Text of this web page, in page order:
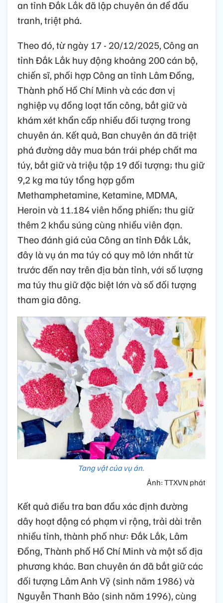
an tỉnh Đắk Lắk đã lập chuyên án để đấu
tranh, triệt phá.
Theo đó, từ ngày 17 - 20/12/2025, Công an
tỉnh Đắk Lắk huy động khoảng 200 cán bộ,
chiến sĩ, phối hợp Công an tỉnh Lâm Đồng,
Thành phố Hồ Chí Minh và các đơn vị
nghiệp vụ đồng loạt tấn công, bắt giữ và
khám xét khẩn cấp nhiều đối tượng trong
chuyên án. Kết quả, Ban chuyên án đã triệt
phá đường dây mua bán trái phép chất ma
túy, bắt giữ và triệu tập 19 đối tượng; thu giữ
9,2 kg ma túy tổng hợp gồm
Methamphetamine, Ketamine, MDMA,
Heroin và 11.184 viên hồng phiến; thu giữ
thêm 2 khẩu súng cùng nhiều viên đạn.
Theo đánh giá của Công an tỉnh Đắk Lắk,
đây là vụ án ma túy có quy mô lớn nhất từ
trước đến nay trên địa bàn tỉnh, với số lượng
ma túy thu giữ đặc biệt lớn và số đối tượng
tham gia đông.
Tang vật của vụ án.
Ảnh: TTXVN phát
Kết quả điều tra ban đầu xác định đường
dây hoạt động có phạm vi rộng, trải dài trên
nhiều tỉnh, thành phố như: Đắk Lắk, Lâm
Đồng, Thành phố Hồ Chí Minh và một số địa
phương khác. Ban chuyên án đã bắt giữ các
đối tượng Lâm Anh Vỹ (sinh năm 1986) và
Nguyễn Thanh Bảo (sinh năm 1996), cùng